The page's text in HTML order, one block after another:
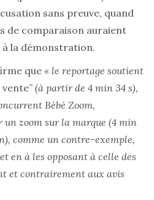
sans preuve, quand
de comparaison auraient
la démonstration.
que« le reportage soutient
vente”(à partir de 4 min 34 s),
Bébé Zoom,
zoom sur la marque (4 min
comme un contre-exemple,
en à les opposant à celle des
et contrairement aux avis